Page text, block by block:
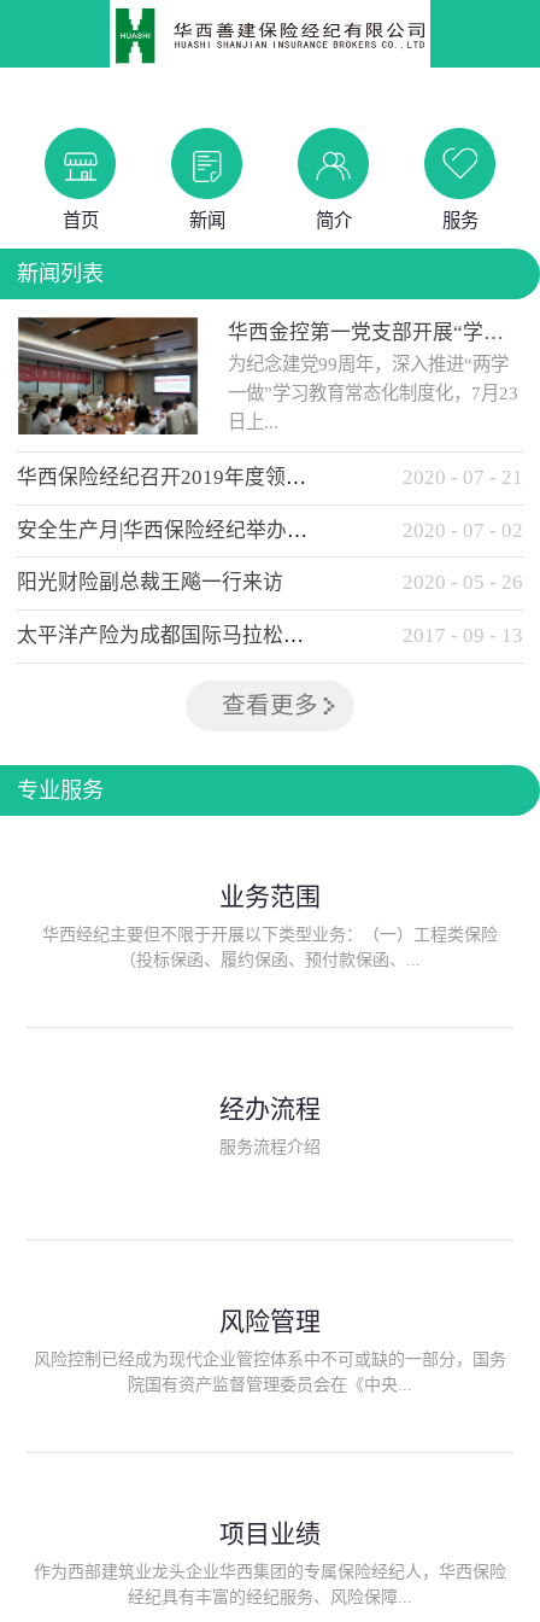
首页 新闻 简介 服务
新闻列表
华西金控第一党支部开展“学党史 知党情 做合格党员”主题教育工作会
为纪念建党99周年，深入推进“两学
一做”学习教育常态化制度化，7月23
日上...
午，华西金控第一党支部举办了“学
党史、知党情、...
华西保险经纪召开2019年度领导班子述职考核工作会 2020 - 07 - 21
安全生产月|华西保险经纪举办应急消防安全知识培训 2020 - 07 - 02
阳光财险副总裁王飚一行来访 2020 - 05 - 26
太平洋产险为成都国际马拉松提供全方位保险保障 2017 - 09 - 13
查看更多
专业服务
业务范围
华西经纪主要但不限于开展以下类型业务：（一）工程类保险
（投标保函、履约保函、预付款保函、...
险、政府公共安全责任保险/自然灾害公众责任保险、精神病监护
人责任险、首台套/首版次保险、科技保险等）；（三）传统财产
险产品；（六）保险招投标业务。随着业务的开展，华西经纪会
供专业、优质的保险经纪服务。
经办流程
服务流程介绍
风险管理
风险控制已经成为现代企业管控体系中不可或缺的一部分，国务
院国有资产监督管理委员会在《中央...
能够为客户降低风险管理成本，提高经营效率；能够为企业提供
从风险评估、风险分析、风险防范、风险转移到灾后防损、索赔
等全方位、全过程、专家式的服务，拓展和深化由保险公司提供
项目业绩
作为西部建筑业龙头企业华西集团的专属保险经纪人，华西保险
经纪具有丰富的经纪服务、风险保障...